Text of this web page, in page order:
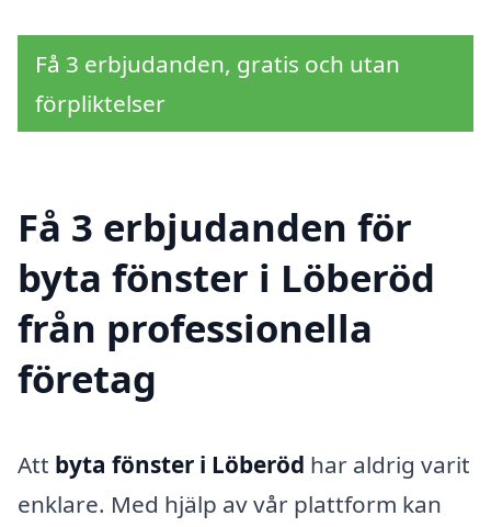
Få 3 erbjudanden, gratis och utan
förpliktelser
Få 3 erbjudanden för
byta fönster i Löberöd
från professionella
företag
Att byta fönster i Löberöd har aldrig varit
enklare. Med hjälp av vår plattform kan